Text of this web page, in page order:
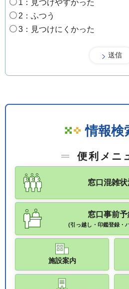
1：見つけやすかった
2：ふつう
3：見つけにくかった
情報検
便利メニ
窓口混雑状
窓口事前予
(引っ越し・印鑑登録・
施設案内